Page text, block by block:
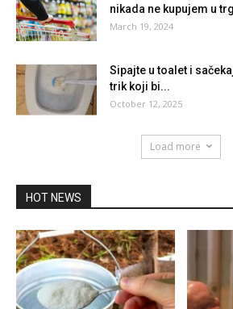
nikada ne kupujem u
March 19, 2024
Sipajte u toalet i
trik koji bi...
October 12, 2025
Load more
HOT NEWS